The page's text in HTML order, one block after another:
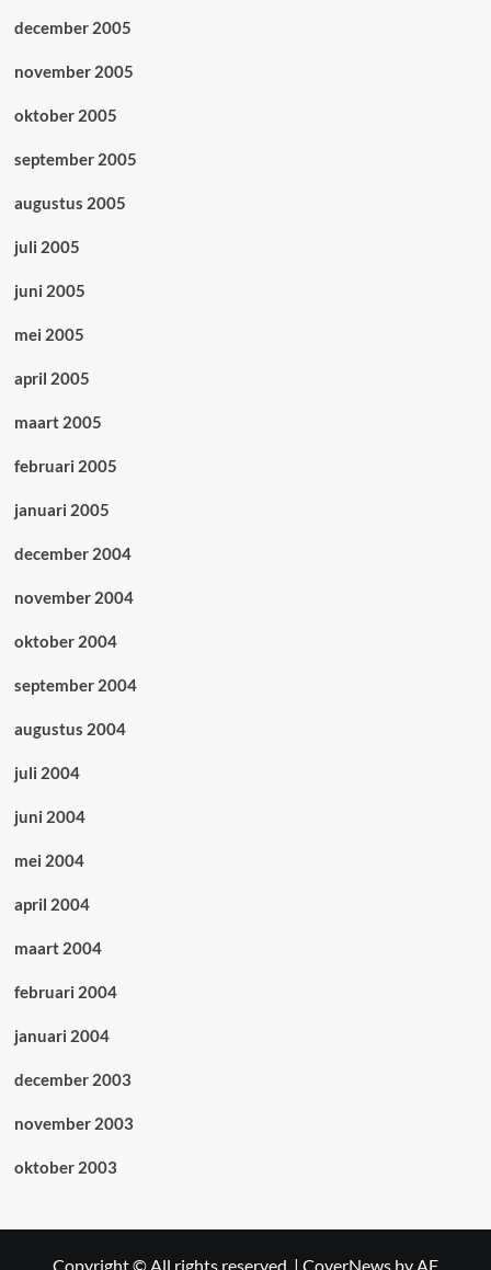
december 2005
november 2005
oktober 2005
september 2005
augustus 2005
juli 2005
juni 2005
mei 2005
april 2005
maart 2005
februari 2005
januari 2005
december 2004
november 2004
oktober 2004
september 2004
augustus 2004
juli 2004
juni 2004
mei 2004
april 2004
maart 2004
februari 2004
januari 2004
december 2003
november 2003
oktober 2003
Copyright © All rights reserved. | CoverNews by AF